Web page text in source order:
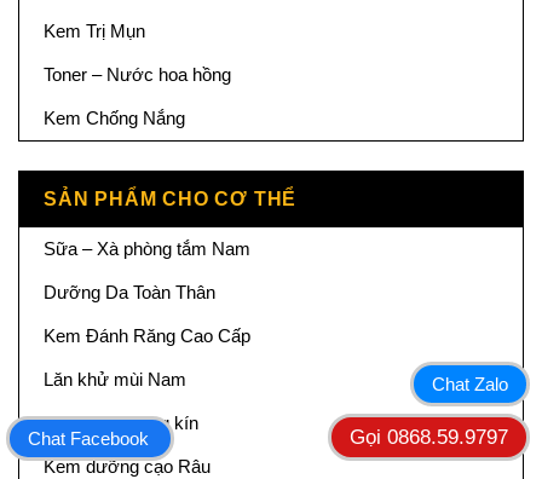
Kem Trị Mụn
Toner – Nước hoa hồng
Kem Chống Nắng
SẢN PHẨM CHO CƠ THỂ
Sữa – Xà phòng tắm Nam
Dưỡng Da Toàn Thân
Kem Đánh Răng Cao Cấp
Lăn khử mùi Nam
Chăm sóc vùng kín
Kem dưỡng cạo Râu
Chat Zalo
Chat Facebook Gọi 0868.59.9797